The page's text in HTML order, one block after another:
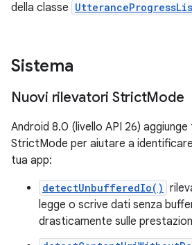
della classe
Sistema
Nuovi rilevatori StrictMode
Android 8.0 (livello API 26)
StrictMode per aiutare a
tua app:
detectUnbufferedIo()
legge o scrive dati senza
drasticamente sulle